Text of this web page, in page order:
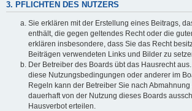
3. PFLICHTEN DES NUTZERS
Sie erklären mit der Erstellung eines Beitrags,
enthält, die gegen geltendes Recht oder die
erklären insbesondere, dass Sie das Recht
Beiträgen verwendeten Links und Bilder zu
Der Betreiber des Boards übt das Hausrecht
diese Nutzungsbedingungen oder anderer im
Regeln kann der Betreiber Sie nach
dauerhaft von der Nutzung dieses Boards
Hausverbot erteilen.